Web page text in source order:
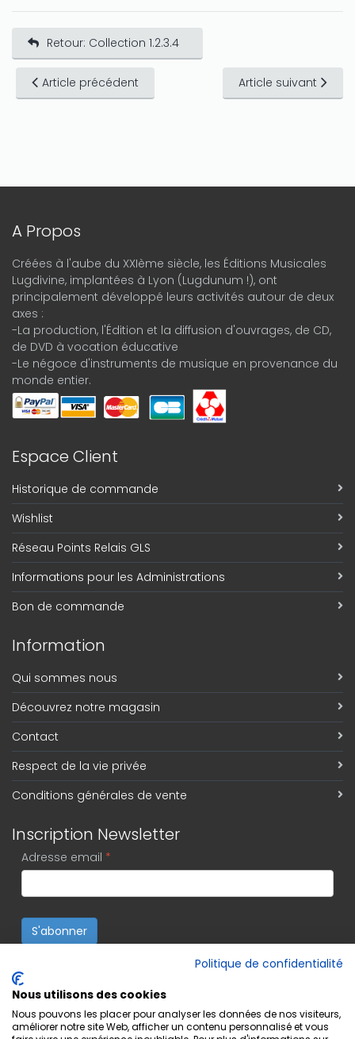
Retour: Collection 1.2.3.4
Article précédent Article suivant
A Propos
Créées à l'aube du XXIème siècle, les Éditions Musicales
Lugdivine, implantées à Lyon (Lugdunum !), ont
principalement développé leurs activités autour de deux
axes :
-La production, l'Édition et la diffusion d'ouvrages, de CD,
de DVD à vocation éducative
-Le négoce d'instruments de musique en provenance du
monde entier.
Espace Client
Historique de commande
Wishlist
Réseau Points Relais GLS
Informations pour les Administrations
Bon de commande
Information
Qui sommes nous
Découvrez notre magasin
Contact
Respect de la vie privée
Conditions générales de vente
Inscription Newsletter
Adresse email *
S'abonner
Politique de confidentialité
Nous utilisons des cookies
Nous pouvons les placer pour analyser les données de nos visiteurs,
améliorer notre site Web, afficher un contenu personnalisé et vous